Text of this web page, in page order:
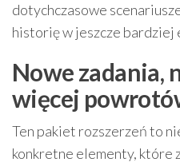
dotychczasowe
historię w jeszcze bardziej
Nowe zadania,
więcej
Ten pakiet rozszerzeń to
konkretne elementy, które